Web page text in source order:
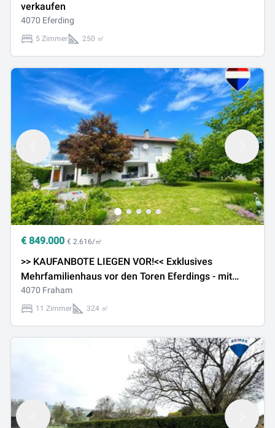
verkaufen
4070 Eferding
5 Zimmer 250 ㎡
€ 849.000 € 2.616/㎡
>> KAUFANBOTE LIEGEN VOR!<< Exklusives
Mehrfamilienhaus vor den Toren Eferdings - mit
parkähnlichem Garten
4070 Fraham
11 Zimmer 324 ㎡